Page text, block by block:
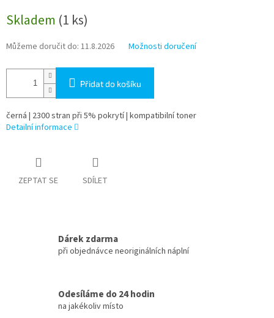
cena:
Skladem (1 ks)
Můžeme doručit do: 11.8.2026 Možnosti doručení
Přidat do košíku
černá | 2300 stran při 5% pokrytí | kompatibilní toner
Detailní informace
ZEPTAT SE SDÍLET
Dárek zdarma
při objednávce neoriginálních náplní
Odesíláme do 24 hodin
na jakékoliv místo